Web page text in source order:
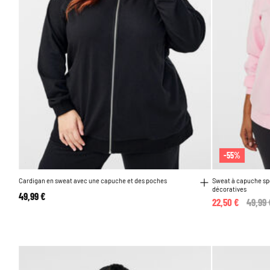
Cardigan en sweat avec une capuche et des poches
49,99 €
-55%
Sweat à capuche
décoratives
Price
49,99
22,50 €